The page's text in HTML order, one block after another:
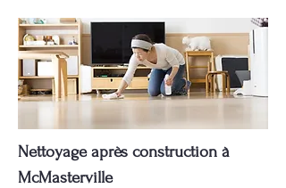
Nettoyage après construction à
McMasterville